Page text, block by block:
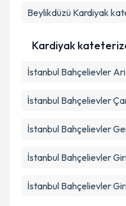
Beylikdüzü Kardiyak
Kardiyak
İstanbul Bahçelievler
İstanbul Bahçelievler
İstanbul Bahçelievler
İstanbul Bahçelievler
İstanbul Bahçelievler